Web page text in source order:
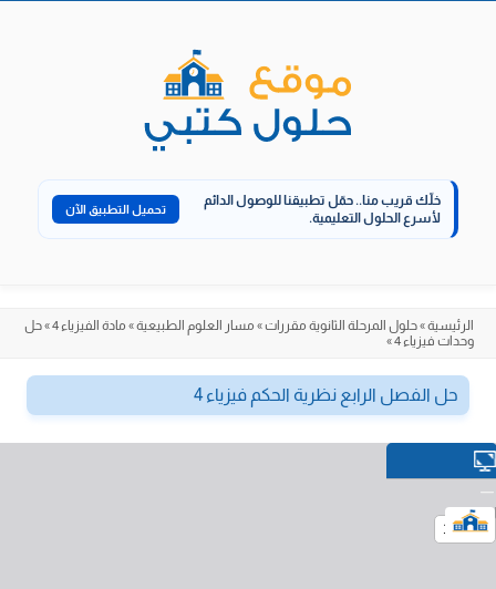
خلّك قريب منا.. حمّل تطبيقنا للوصول الدائم
لأسرع الحلول التعليمية.
تحميل التطبيق الآن
الرئيسية»حلول المرحلة الثانوية مقررات» مسار العلوم الطبيعية» مادة الفيزياء 4 »حل
وحدات فيزياء 4
»
حل الفصل الرابع نظرية الحكم فيزياء 4